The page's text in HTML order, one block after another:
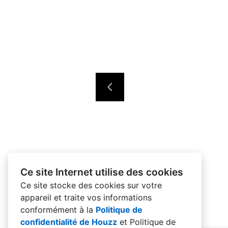
Ce site Internet utilise des cookies
Ce site stocke des cookies sur votre
appareil et traite vos informations
conformément à la Politique de
confidentialité de Houzz et Politique de